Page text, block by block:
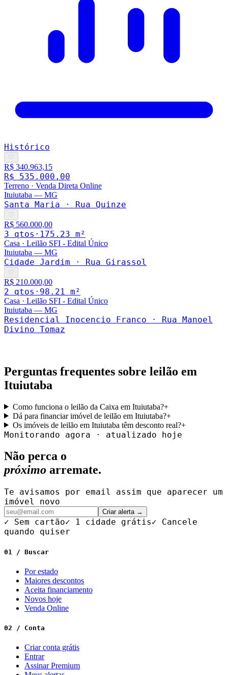
Histórico
♡
R$ 340.963,15
R$ 535.000,00
Terreno · Venda Direta Online
Ituiutaba — MG
Santa Maria · Rua Quinze
♡
R$ 560.000,00
3 qtos · 175.23 m²
Casa · Leilão SFI - Edital Único
Ituiutaba — MG
Cidade Jardim · Rua Girassol
♡
R$ 210.000,00
2 qtos · 98.21 m²
Casa · Leilão SFI - Edital Único
Ituiutaba — MG
Residencial Inocencio Franco · Rua Manoel
Divino Tomaz
Perguntas frequentes sobre leilão em
Ituiutaba
Como funciona o leilão da Caixa em Ituiutaba?+
Dá para financiar imóvel de leilão em Ituiutaba?+
Os imóveis de leilão em Ituiutaba têm desconto real?+
Monitorando agora · atualizado hoje
Não perca o
próximo arremate.
Te avisamos por email assim que aparecer um
imóvel novo
Criar alerta →
✓ Sem cartão✓ 1 cidade grátis✓ Cancele
quando quiser
01 / Buscar
Por estado
Maiores descontos
Aceita financiamento
Novos hoje
Venda Online
02 / Conta
Criar conta grátis
Entrar
Assinar Premium